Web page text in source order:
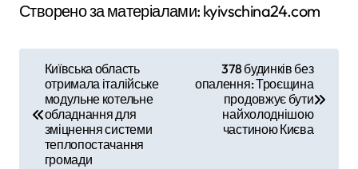
Створено за матеріалами: kyivschina24.com
Київська область
отримала італійське
модульне котельне
обладнання для
зміцнення системи
теплопостачання
громади
378 будинків без
опалення: Троєщина
продовжує бути
найхолоднішою
частиною Києва